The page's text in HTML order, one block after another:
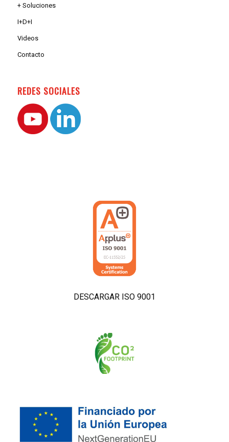
+ Soluciones
I+D+I
Videos
Contacto
REDES SOCIALES
DESCARGAR ISO 9001